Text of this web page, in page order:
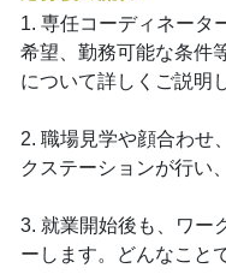
1. 専任コーディネータ
希望、勤務可能な条件
について詳しくご説明
2. 職場見学や顔合わせ
クステーションが行い
3. 就業開始後も、ワー
ーします。どんなこと